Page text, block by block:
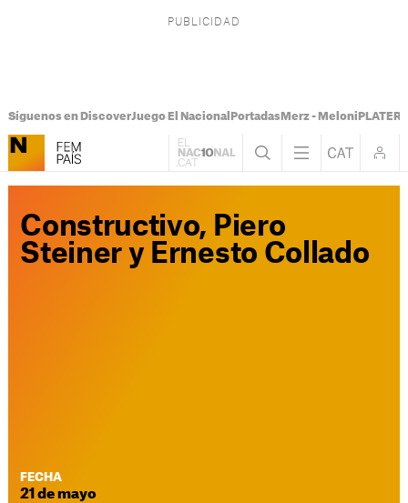
Síguenos en DiscoverJuego El Nacional PortadasMerz - Meloni
Constructivo, Piero
Steiner y Ernesto Collado
FECHA
21 de mayo